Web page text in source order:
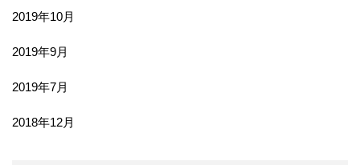
2019年10月
2019年9月
2019年7月
2018年12月